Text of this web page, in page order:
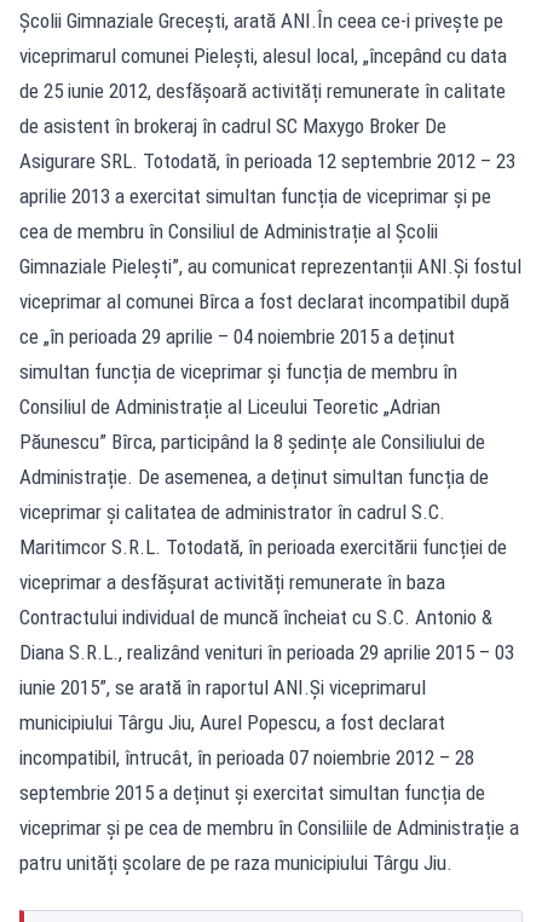
Școlii Gimnaziale Grecești, arată ANI.În ceea ce-i privește pe
viceprimarul comunei Pielești, alesul local, „începând cu data
de 25 iunie 2012, desfășoară activități remunerate în calitate
de asistent în brokeraj în cadrul SC Maxygo Broker De
Asigurare SRL. Totodată, în perioada 12 septembrie 2012 – 23
aprilie 2013 a exercitat simultan funcția de viceprimar și pe
cea de membru în Consiliul de Administrație al Școlii
Gimnaziale Pielești”, au comunicat reprezentanții ANI.Și fostul
viceprimar al comunei Bîrca a fost declarat incompatibil după
ce „în perioada 29 aprilie – 04 noiembrie 2015 a deținut
simultan funcția de viceprimar și funcția de membru în
Consiliul de Administrație al Liceului Teoretic „Adrian
Păunescu” Bîrca, participând la 8 ședințe ale Consiliului de
Administrație. De asemenea, a deținut simultan funcția de
viceprimar și calitatea de administrator în cadrul S.C.
Maritimcor S.R.L. Totodată, în perioada exercitării funcției de
viceprimar a desfășurat activități remunerate în baza
Contractului individual de muncă încheiat cu S.C. Antonio &
Diana S.R.L., realizând venituri în perioada 29 aprilie 2015 – 03
iunie 2015”, se arată în raportul ANI.Și viceprimarul
municipiului Târgu Jiu, Aurel Popescu, a fost declarat
incompatibil, întrucât, în perioada 07 noiembrie 2012 – 28
septembrie 2015 a deținut și exercitat simultan funcția de
viceprimar și pe cea de membru în Consiliile de Administrație a
patru unități școlare de pe raza municipiului Târgu Jiu.